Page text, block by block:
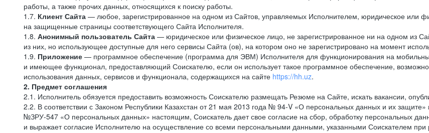
работы, а также прочих данных, относящихся к поиску работы.
1.7. Клиент Сайта — любое, зарегистрированное на одном из Сайтов, управляемых Исполнителем, юридическое или
на защищенные страницы соответствующего Сайта Исполнителя.
1.8. Анонимный пользователь Сайта — юридическое или физическое лицо, не зарегистрированное ни на одном из
из них, но использующее доступные для него сервисы Сайта (ов), на котором оно не зарегистрировано на момент
1.9. Приложение — программное обеспечение (программа для ЭВМ) Исполнителя для функционирования на
и имеющее функционал, предоставляющий Соискателю, если он использует такое программное обеспечение,
использования данных, сервисов и функционала, содержащихся на сайте https://hh.uz.
2. Предмет соглашения
2.1. Исполнитель обязуется предоставить возможность Соискателю размещать Резюме на Сайте, искать вакансии,
2.2. В соответствии с Законом Республики Казахстан от 21 мая 2013 года № 94-V «О персональных данных и их
№ЗРУ-547 «О персональных данных» настоящим, Соискатель дает свое согласие на сбор, обработку персональных
и выражает согласие Исполнителю на осуществление со всеми персональными данными, указанными Соискателем